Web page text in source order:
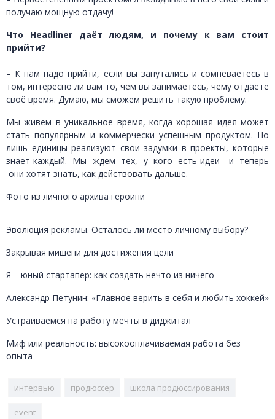
получаю мощную отдачу!
Что Headliner даёт людям, и почему к вам стоит
прийти?
– К нам надо прийти, если вы запутались и сомневаетесь в
том, интересно ли вам то, чем вы занимаетесь, чему отдаёте
своё время. Думаю, мы сможем решить такую проблему.
Мы живем в уникальное время, когда хорошая идея может
стать популярным и коммерчески успешным продуктом. Но
лишь единицы реализуют свои задумки в проекты, которые
знает каждый. Мы ждем тех, у кого есть идеи - и теперь
они хотят знать, как действовать дальше.
Фото из личного архива героини
Эволюция рекламы. Осталось ли место личному выбору?
Закрывая мишени для достижения цели
Я – юный стартапер: как создать нечто из ничего
Александр Петунин: «Главное верить в себя и любить хоккей»
Устраиваемся на работу мечты в диджитал
Миф или реальность: высокооплачиваемая работа без
опыта
интервью продюссер школа продюссирования
event